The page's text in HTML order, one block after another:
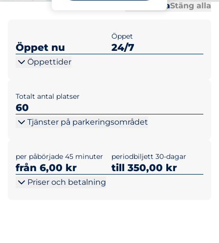
Öppna allaStäng alla
Öppet nu
Öppet
24/7
Öppettider
Totalt antal platser
60
Tjänster på parkeringsområdet
per påbörjade 45 minuter
från 6,00 kr
periodbiljett 30-dagar
till 350,00 kr
Priser och betalning